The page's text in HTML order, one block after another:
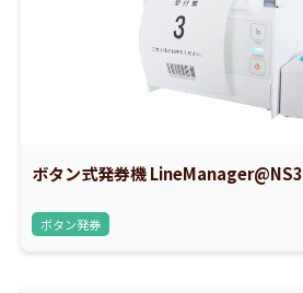
ボタン式発券機 LineManager@NS3
ボタン発券